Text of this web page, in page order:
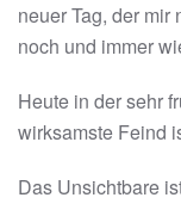
neuer Tag, der mir
noch und immer
Heute in der sehr
wirksamste Feind
Das Unsichtbare